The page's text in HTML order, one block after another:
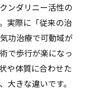
ンダリニー活性の
実際に「従来の治
功治療で可動域が
で歩行が楽になっ
や体質に合わせた
大きな違いです。